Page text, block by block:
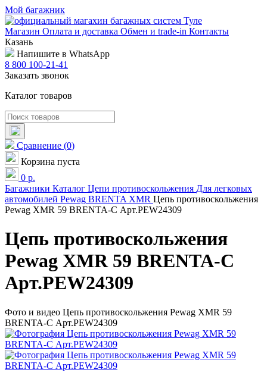
Мой багажник
Магазин Оплата и доставка Обмен и trade-in Контакты
Казань
Напишите в WhatsApp
8 800 100-21-41
Заказать звонок
Каталог товаров
Сравнение (0)
Корзина пуста
0 р.
Багажники Каталог Цепи противоскольжения Для легковых
автомобилей Pewag BRENTA XMR Цепь противоскольжения
Pewag XMR 59 BRENTA-C Арт.PEW24309
Цепь противоскольжения
Pewag XMR 59 BRENTA-C
Арт.PEW24309
Фото и видео Цепь противоскольжения Pewag XMR 59
BRENTA-C Арт.PEW24309